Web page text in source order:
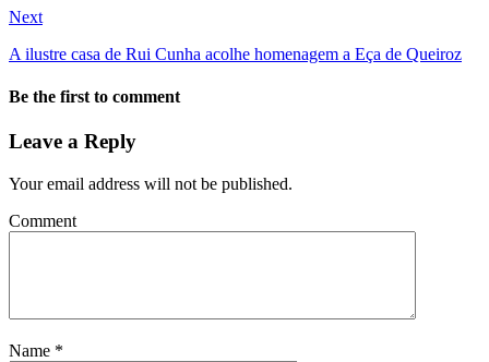
Next
A ilustre casa de Rui Cunha acolhe homenagem a Eça de Queiroz
Be the first to comment
Leave a Reply
Your email address will not be published.
Comment
Name *